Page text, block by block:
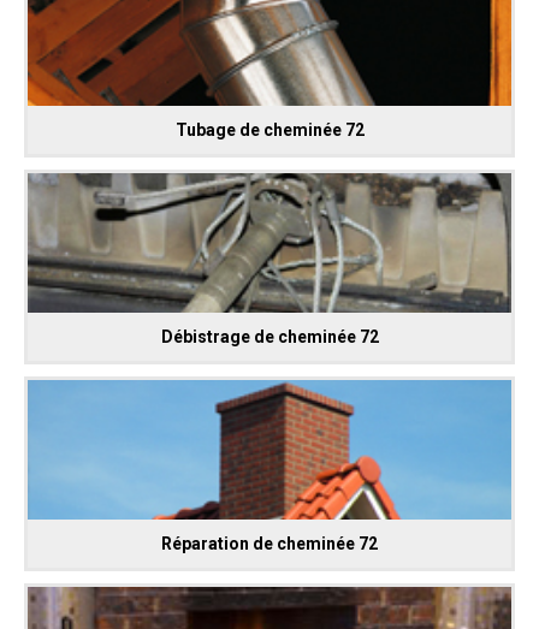
Tubage de cheminée 72
Débistrage de cheminée 72
Réparation de cheminée 72